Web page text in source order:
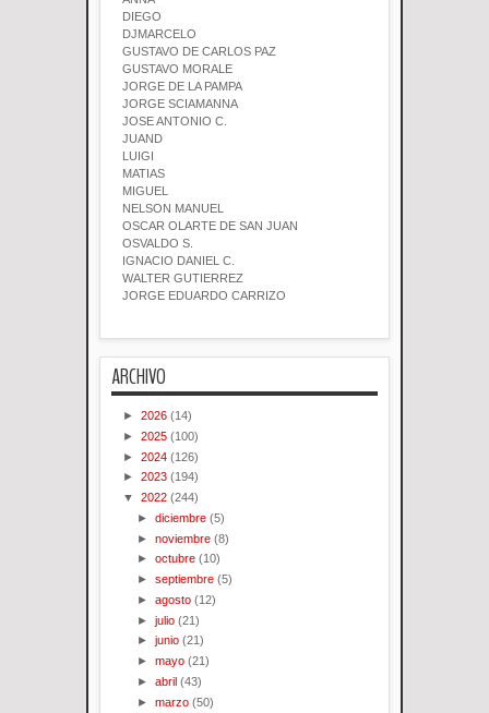
DIEGO
DJMARCELO
GUSTAVO DE CARLOS PAZ
GUSTAVO MORALE
JORGE DE LA PAMPA
JORGE SCIAMANNA
JOSE ANTONIO C.
JUAND
LUIGI
MATIAS
MIGUEL
NELSON MANUEL
OSCAR OLARTE DE SAN JUAN
OSVALDO S.
IGNACIO DANIEL C.
WALTER GUTIERREZ
JORGE EDUARDO CARRIZO
ARCHIVO
► 2026 (14)
► 2025 (100)
► 2024 (126)
► 2023 (194)
▼ 2022 (244)
►diciembre (5)
►noviembre (8)
►octubre (10)
►septiembre (5)
►agosto (12)
►julio (21)
►junio (21)
►mayo (21)
►abril (43)
►marzo (50)